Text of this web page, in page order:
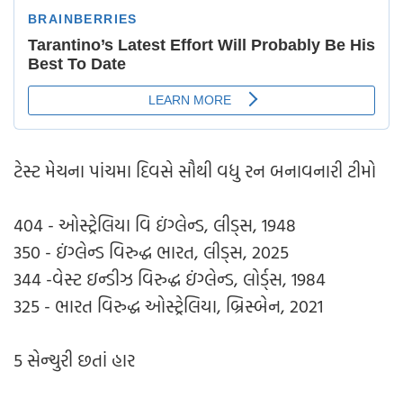
ટેસ્ટ મેચના પાંચમા દિવસે સૌથી વધુ રન બનાવનારી ટીમો
404 - ઓસ્ટ્રેલિયા વિ ઇંગ્લેન્ડ, લીડ્સ, 1948
350 - ઇંગ્લેન્ડ વિરુદ્ધ ભારત, લીડ્સ, 2025
344 -વેસ્ટ ઇન્ડીઝ વિરુદ્ધ ઇંગ્લેન્ડ, લોર્ડ્સ, 1984
325 - ભારત વિરુદ્ધ ઓસ્ટ્રેલિયા, બ્રિસ્બેન, 2021
5 સેન્ચુરી છતાં હાર